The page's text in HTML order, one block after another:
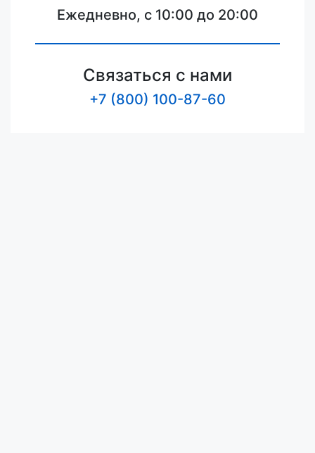
Ежедневно, с 10:00 до 20:00
Связаться с нами
+7 (800) 100-87-60